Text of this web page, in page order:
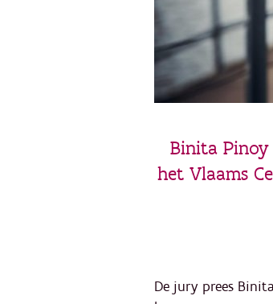
Binita
het Vlaams
De jury prees